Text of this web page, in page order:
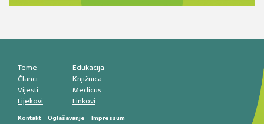
smetnji do rane onkološke dijagnostike
Teme
Članci
Vijesti
Lijekovi
Edukacija
Knjižnica
Medicus
Linkovi
Kontakt Oglašavanje
Impressum